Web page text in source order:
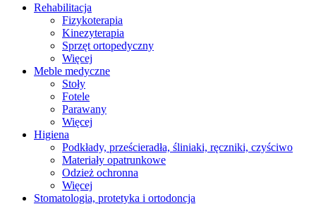
Rehabilitacja
Fizykoterapia
Kinezyterapia
Sprzęt ortopedyczny
Więcej
Meble medyczne
Stoły
Fotele
Parawany
Więcej
Higiena
Podkłady, prześcieradła, śliniaki, ręczniki, czyściwo
Materiały opatrunkowe
Odzież ochronna
Więcej
Stomatologia, protetyka i ortodoncja